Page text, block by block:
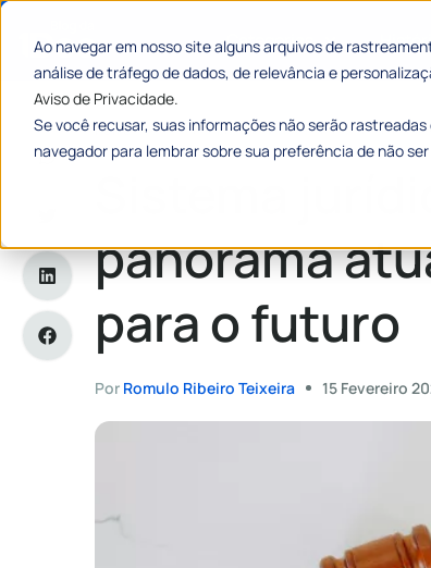
Ao navegar em nosso site alguns arquivos de
análise de tráfego de dados, de relevância e
Aviso de Privacidade.
Se você recusar, suas informações não serão
navegador para lembrar sobre sua preferência de não
Categorias
Home»Sistema jurídico brasileiro: panorama atual
Sistema
panorama
para o futuro
Por Romulo Ribeiro Teixeira 15 Fevereiro